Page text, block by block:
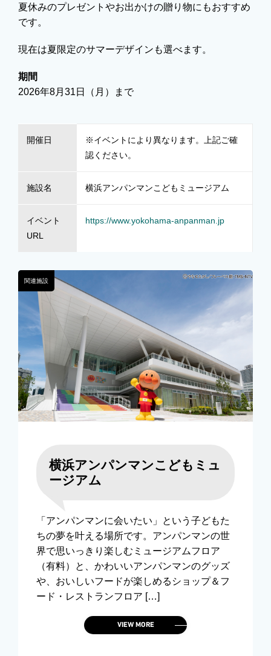
夏休みのプレゼントやお出かけの贈り物にもおすすめ
です。
現在は夏限定のサマーデザインも選べます。
期間
2026年8月31日（月）まで
開催日
※イベントにより異なります。上記ご確
認ください。
施設名 横浜アンパンマンこどもミュージアム
イベント
URL
https://www.yokohama-anpanman.jp
横浜アンパンマンこどもミュ
ージアム
「アンパンマンに会いたい」という子どもた
ちの夢を叶える場所です。アンパンマンの世
界で思いっきり楽しむミュージアムフロア
（有料）と、かわいいアンパンマンのグッズ
や、おいしいフードが楽しめるショップ＆フ
ード・レストランフロア […]
VIEW MORE